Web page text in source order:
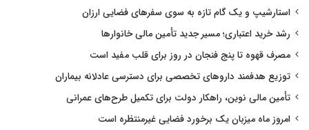
استارشیپ و یک گام تازه به سوی سفرهای فضایی ارزان
رشد خرید اعتباری؛ مسیر جدید تأمین مالی خانوارها
مصرف قهوه تا پنج فنجان در روز برای قلب مفید است
توزیع هدفمند داروهای تخصصی برای دسترسی عادلانه بیماران
تأمین مالی نوین، راهکار دولت برای تکمیل طرح‌های عمرانی
امروز ماه میزبان یک برخورد فضایی غیرمنتظره است